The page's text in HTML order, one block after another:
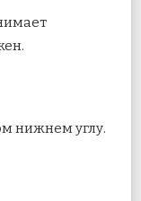
нижнем углу.